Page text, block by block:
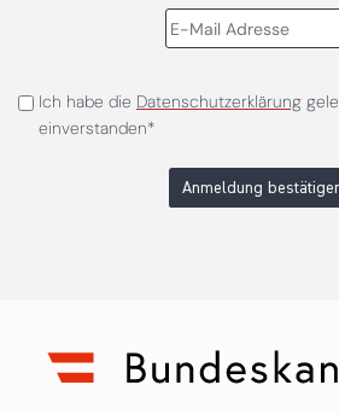
Ich habe die Datenschutzerklärung
einverstanden*
Anmeldung